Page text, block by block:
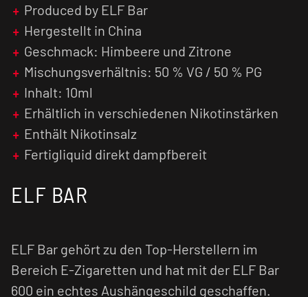
(Throat Hit). Zusätzlich wird das Nikotinsalz
schneller vom menschlichen Organismus
verarbeitet, was zu einer früheren
Nikotinsättigung führt.
Produced by ELF Bar
Hergestellt in China
Geschmack: Himbeere und Zitrone
Mischungsverhältnis: 50 % VG / 50 % PG
Inhalt: 10ml
Erhältlich in verschiedenen Nikotinstärken
Enthält Nikotinsalz
Fertigliquid direkt dampfbereit
ELF BAR
ELF Bar gehört zu den Top-Herstellern im
Bereich E-Zigaretten und hat mit der ELF Bar
600 ein echtes Aushängeschild geschaffen.